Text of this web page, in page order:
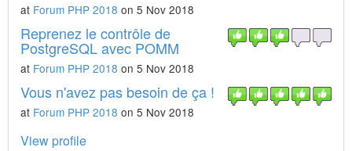
at Forum PHP 2018 on 5 Nov 2018
Reprenez le contrôle de
PostgreSQL avec POMM
at Forum PHP 2018 on 5 Nov 2018
Vous n'avez pas besoin de ça !
at Forum PHP 2018 on 5 Nov 2018
View profile